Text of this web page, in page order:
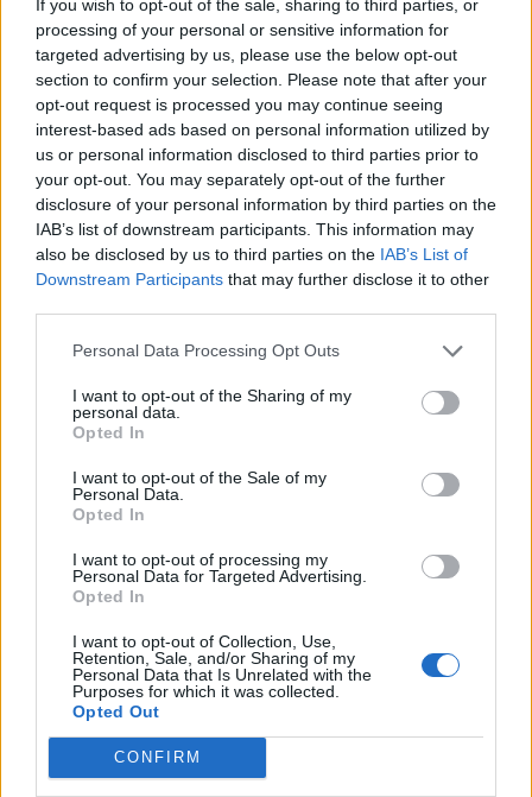
If you wish to opt-out of the sale, sharing to third parties, or
processing of your personal or sensitive information for
targeted advertising by us, please use the below opt-out
section to confirm your selection. Please note that after your
opt-out request is processed you may continue seeing
interest-based ads based on personal information utilized by
us or personal information disclosed to third parties prior to
your opt-out. You may separately opt-out of the further
disclosure of your personal information by third parties on the
IAB’s list of downstream participants. This information may
also be disclosed by us to third parties on the IAB’s List of
Downstream Participants that may further disclose it to other
Personal Data Processing Opt Outs
I want to opt-out of the Sharing of my
personal data.
Opted In
I want to opt-out of the Sale of my
Personal Data.
Opted In
I want to opt-out of processing my
Personal Data for Targeted Advertising.
Opted In
I want to opt-out of Collection, Use,
Retention, Sale, and/or Sharing of my
Personal Data that Is Unrelated with the
Purposes for which it was collected.
Opted Out
CONFIRM
youtube